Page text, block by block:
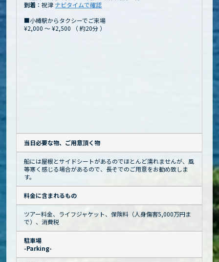
到着 ：祝津 ナビタイムで確認
■小樽駅からタクシーでご来場
¥2,000 ～ ¥2,500 （約20分 ）
当日必要な物、ご用意頂く物
船には屋根とサイドシートがあるのでほとんど濡れませんが、風
等寒く感じる場合があるので、長そでのご用意をお勧め致しま
す。
料金に含まれるもの
ツアー料金、ライフジャケット、保険料（人身傷害5,000万円ま
で）、消費税
駐車場
-Parking-